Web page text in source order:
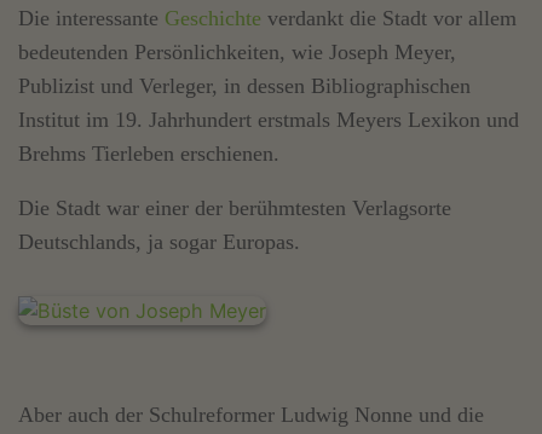
Die interessante Geschichte verdankt die Stadt vor allem
bedeutenden Persönlichkeiten, wie Joseph Meyer,
Publizist und Verleger, in dessen Bibliographischen
Institut im 19. Jahrhundert erstmals Meyers Lexikon und
Brehms Tierleben erschienen.
Die Stadt war einer der berühmtesten Verlagsorte
Deutschlands, ja sogar Europas.
Aber auch der Schulreformer Ludwig Nonne und die